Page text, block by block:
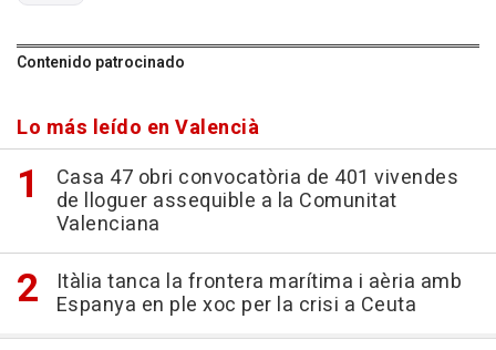
Contenido patrocinado
Lo más leído en Valencià
Casa 47 obri convocatòria de 401 vivendes
de lloguer assequible a la Comunitat
Valenciana
Itàlia tanca la frontera marítima i aèria amb
Espanya en ple xoc per la crisi a Ceuta